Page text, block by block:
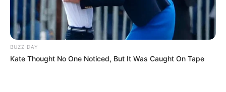
© 2025 EVIANEWS του Γιώργου Κουτσελίνη
BUZZ DAY
Kate Thought No One Noticed, But It Was Caught On Tape